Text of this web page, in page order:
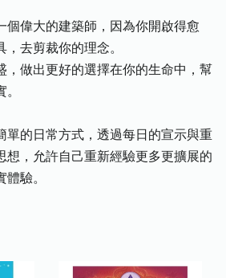
個偉大的建築師，因為你開啟得愈
去剪裁你的理念。
，做出更好的選擇在你的生命中，幫
單的日常方式，透過每日的宣示與重
想，允許自己重新經驗更多更擴展的
驗。